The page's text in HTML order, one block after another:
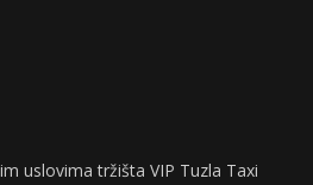
uslovima tržišta VIP Tuzla Taxi